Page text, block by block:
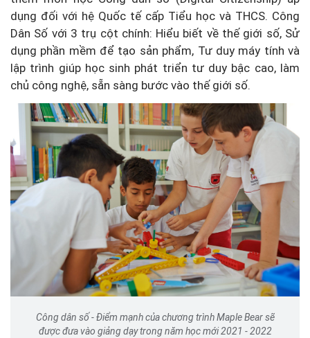
dụng đối với hệ Quốc tế cấp Tiểu học và THCS. Công
Dân Số với 3 trụ cột chính: Hiểu biết về thế giới số, Sử
dụng phần mềm để tạo sản phẩm, Tư duy máy tính và
lập trình giúp học sinh phát triển tư duy bậc cao, làm
chủ công nghệ, sẵn sàng bước vào thế giới số.
Công dân số - Điểm mạnh của chương trình Maple Bear sẽ
được đưa vào giảng dạy trong năm học mới 2021 - 2022